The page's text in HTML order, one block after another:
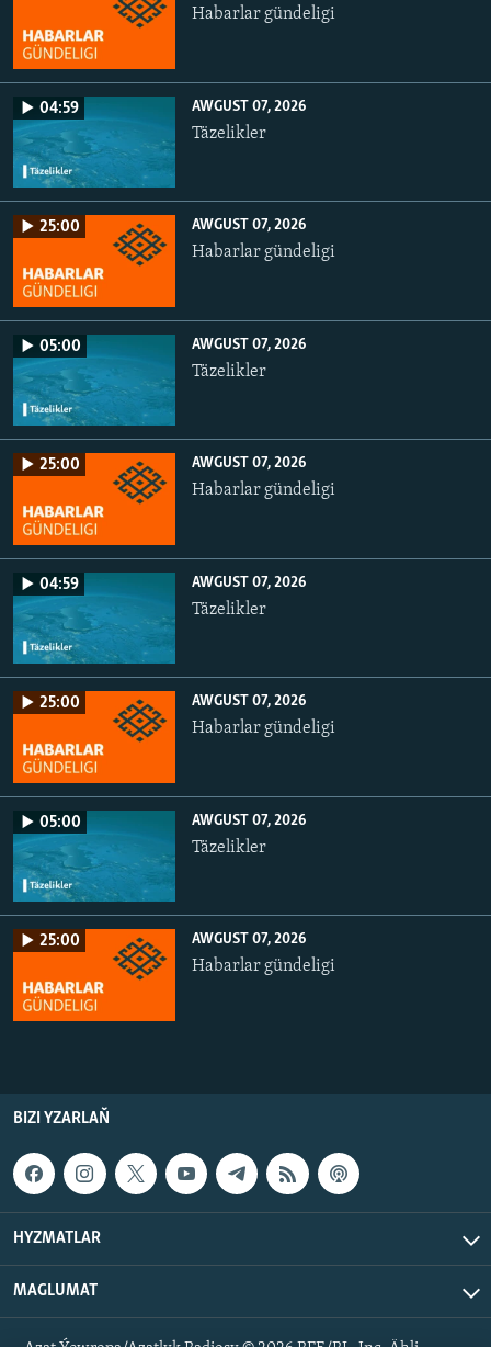
Habarlar gündeligi
04:59 AWGUST 07, 2026
Täzelikler
25:00 AWGUST 07, 2026
Habarlar gündeligi
05:00 AWGUST 07, 2026
Täzelikler
25:00 AWGUST 07, 2026
Habarlar gündeligi
04:59 AWGUST 07, 2026
Täzelikler
25:00 AWGUST 07, 2026
Habarlar gündeligi
05:00 AWGUST 07, 2026
Täzelikler
25:00 AWGUST 07, 2026
Habarlar gündeligi
BIZI YZARLAŇ
HYZMATLAR
MAGLUMAT
Azat Ýewropa/Azatlyk Radiosy © 2026 RFE/RL, Inc. Ähli